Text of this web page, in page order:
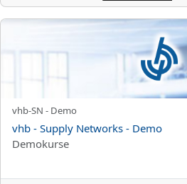
vhb - Supply Networks - Demo
Краткое название курса
vhb-SN - Demo
Название курса
vhb - Supply Networks - Demo
Категория курса
Demokurse